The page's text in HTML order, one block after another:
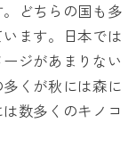
どちらの国も多
ます。日本では
ジがあまりない
くが秋には森に
数多くのキノコ